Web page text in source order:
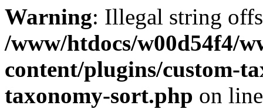
Warning: Illegal string
/www/htdocs/w00d54f4/
content/plugins/custom-
taxonomy-sort.php on